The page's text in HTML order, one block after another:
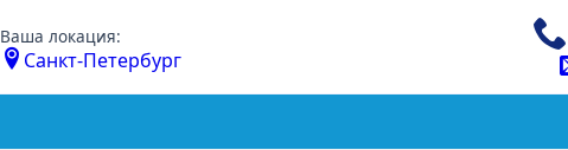
Ваша локация:
Санкт-Петербург